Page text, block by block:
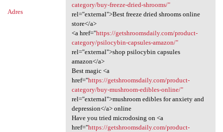
Adres
category/buy-freeze-dried-shrooms/"
rel="external">Best freeze dried shrooms online
store</a>
<a href="https://getshroomsdaily.com/product-
category/psilocybin-capsules-amazon/"
rel="external">shop psilocybin capsules
amazon</a>
Best magic <a
href="https://getshroomsdaily.com/product-
category/buy-mushroom-edibles-online/"
rel="external">mushroom edibles for anxiety and
depression</a> online
Have you tried microdosing on <a
href="https://getshroomsdaily.com/product-